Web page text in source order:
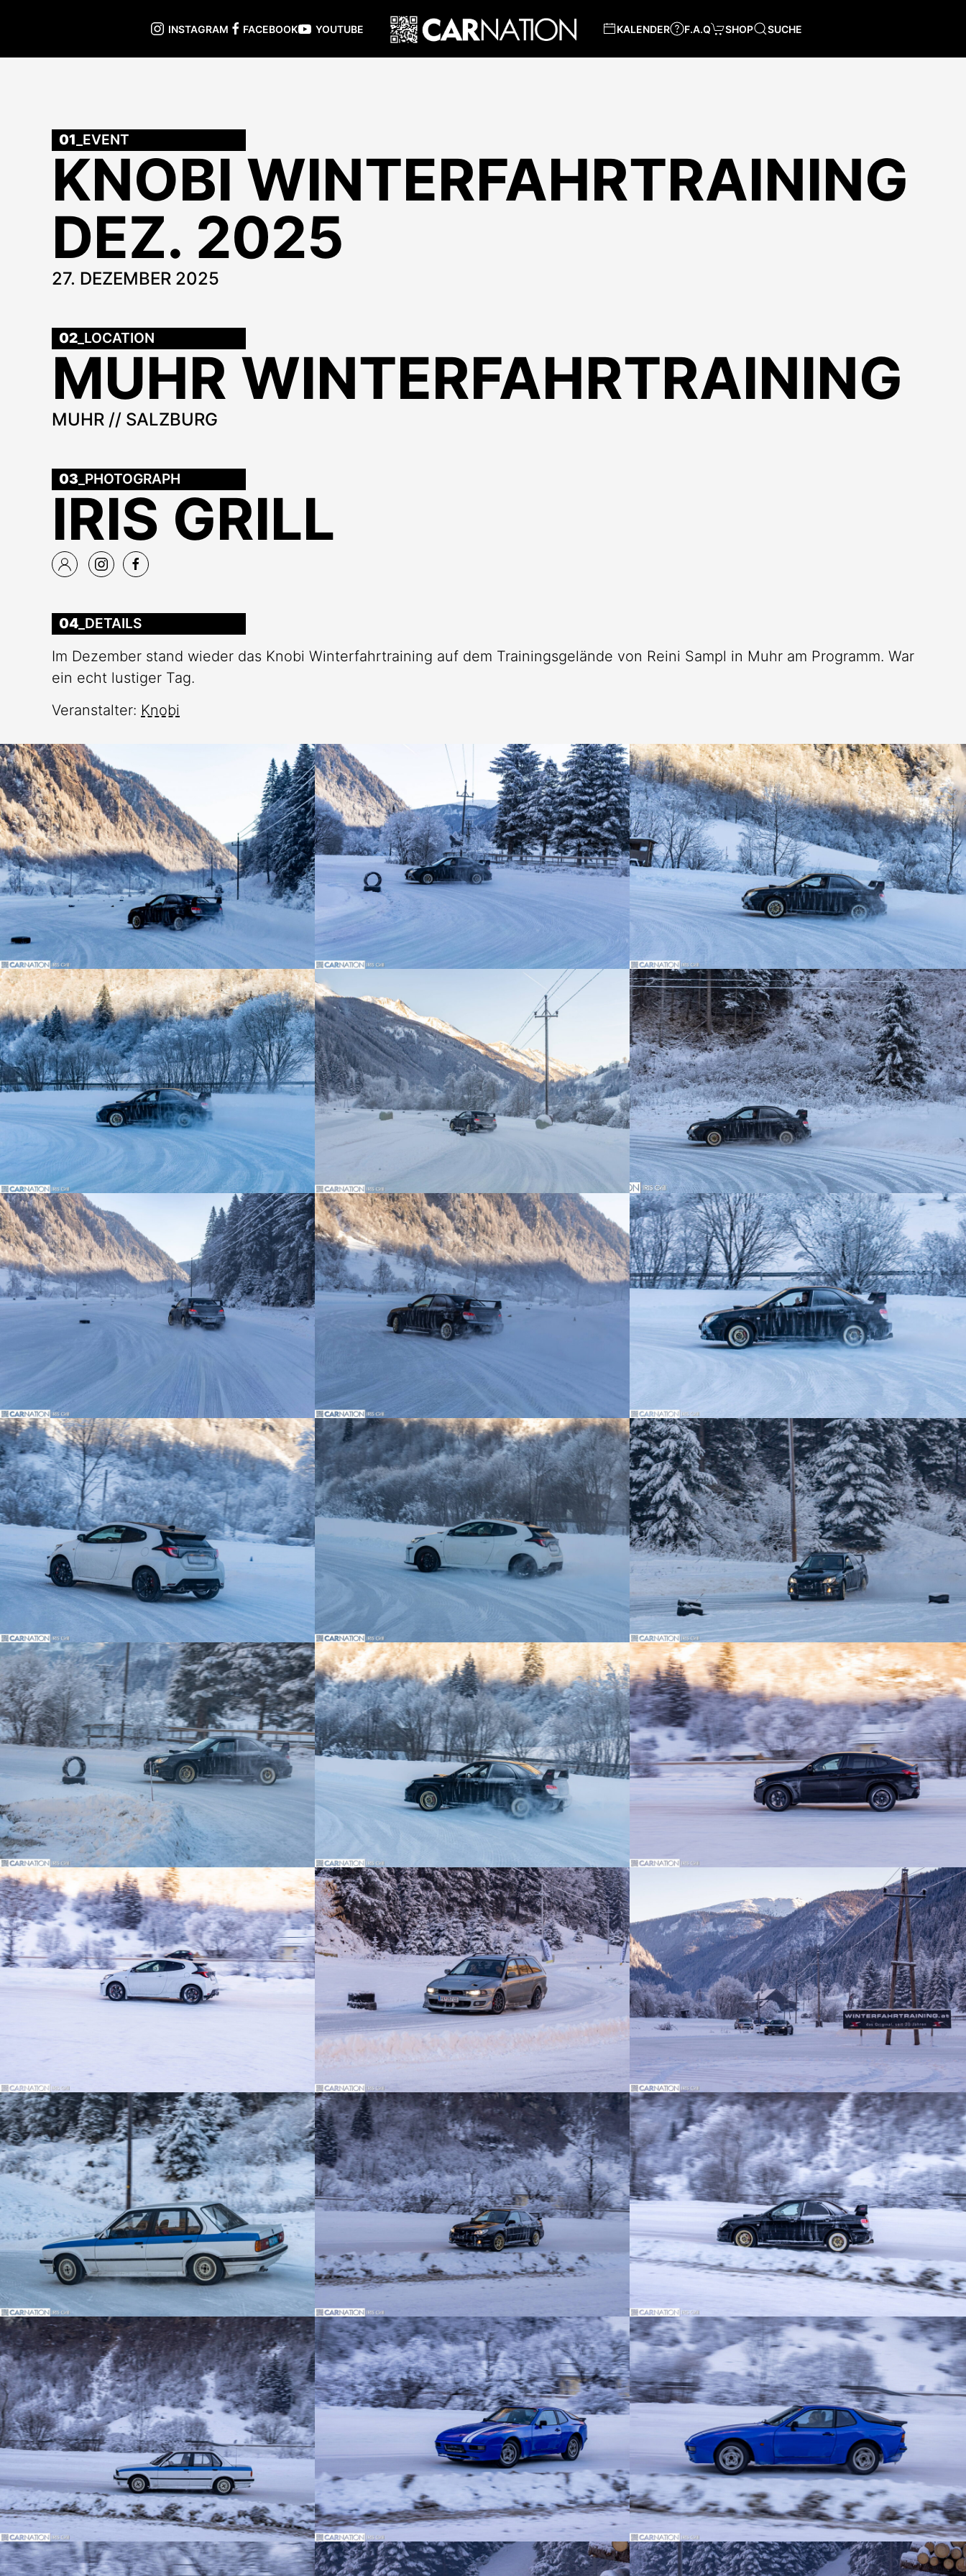
INSTAGRAM FACEBOOK YOUTUBE KALENDER F.A.Q SHOP SUCHE
01 _EVENT
KNOBI WINTERFAHRTRAINING
DEZ. 2025
27. DEZEMBER 2025
02 _LOCATION
MUHR WINTERFAHRTRAINING
MUHR // SALZBURG
03 _PHOTOGRAPH
IRIS GRILL
04 _DETAILS
Im Dezember stand wieder das Knobi Winterfahrtraining auf dem Trainingsgelände von Reini Sampl in Muhr am Programm. War
ein echt lustiger Tag.
Veranstalter: Knobi